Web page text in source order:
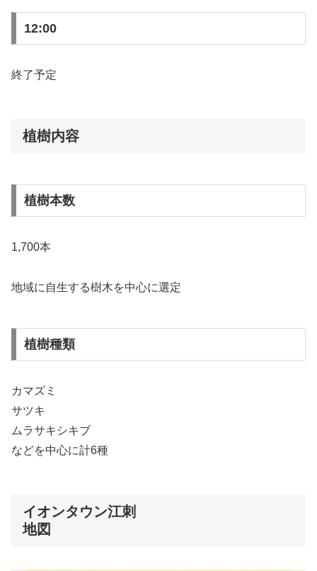
12:00
終了予定
植樹内容
植樹本数
1,700本
地域に自生する樹木を中心に選定
植樹種類
カマズミ
サツキ
ムラサキシキブ
などを中心に計6種
イオンタウン江刺
地図